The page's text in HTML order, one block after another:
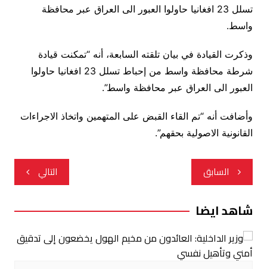
تسلل 23 افغانيا حاولوا العبور الى العراق عبر محافظة
واسط.
وذكرت القيادة في بيان تلقته السابعة، أنه “تمكنت قيادة
شرطة محافظة واسط من إحباط تسلل 23 افغانيا حاولوا
العبور الى العراق عبر محافظة واسط”.
وأضافت أنه “تم القاء القبض على المتهمين واتخاذ الاجراءات
القانونية الاصولية بحقهم”.
تصفّح
المقالات
السابق التالي
شاهد ايضا